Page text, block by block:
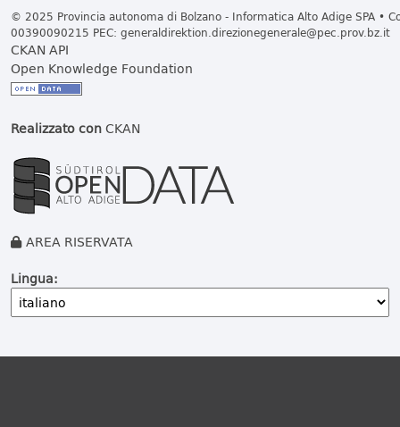
© 2025 Provincia autonoma di Bolzano - Informatica Alto Adige SPA •
00390090215 PEC: generaldirektion.direzionegenerale@pec.prov.bz.it
CKAN API
Open Knowledge Foundation
Realizzato conCKAN
AREA RISERVATA
Lingua